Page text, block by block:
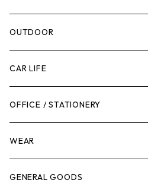
腰袋・ツールホルスター
工具箱
作業台
脚立
ケミカル
キッチン
日用品
ボディケア
剪定ばさみ
ガーデンツール
ガーデンチェア
キャビネット・ツールハンガー
冬季用品
OUTDOOR
スツール
バンジーバンド
ストレージボックス
クーラーボックス
CAR LIFE
メンテナンスグッズ
車内グッズ
車外グッズ
OFFICE / STATIONERY
WEAR
トップス
GENERAL GOODS